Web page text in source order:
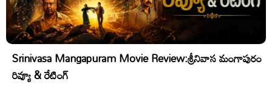
Srinivasa Mangapuram Movie Review:శ్రీనివాస మంగాపురం
రివ్యూ & రేటింగ్